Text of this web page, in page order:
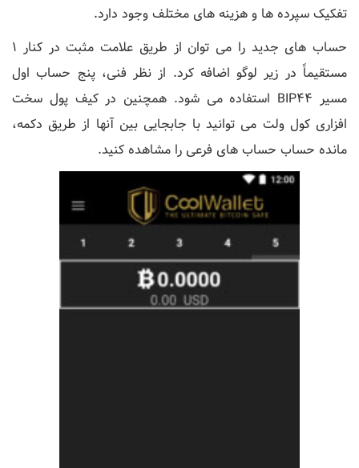
تفکیک سپرده ها و هزینه های مختلف وجود دارد.
حساب های جدید را می توان از طریق علامت مثبت در کنار 1
مستقیماً در زیر لوگو اضافه کرد. از نظر فنی، پنج حساب اول
مسیر BIP44 استفاده می شود. همچنین در کیف پول سخت
افزاری کول ولت می توانید با جابجایی بین آنها از طریق دکمه،
مانده حساب حساب های فرعی را مشاهده کنید.